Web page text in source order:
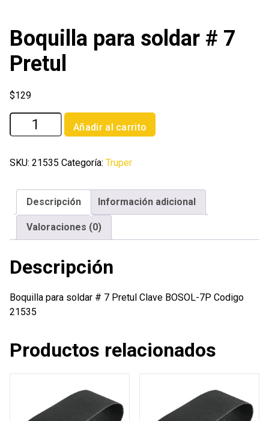
Boquilla para soldar # 7
Pretul
$129
Boquilla
para
#
Pretul
cantidad
Añadir al carrito
SKU: 21535 Categoría: Truper
Descripción Información adicional
Valoraciones (0)
Descripción
Boquilla para soldar # 7 Pretul Clave BOSOL-7P Codigo
21535
Productos relacionados